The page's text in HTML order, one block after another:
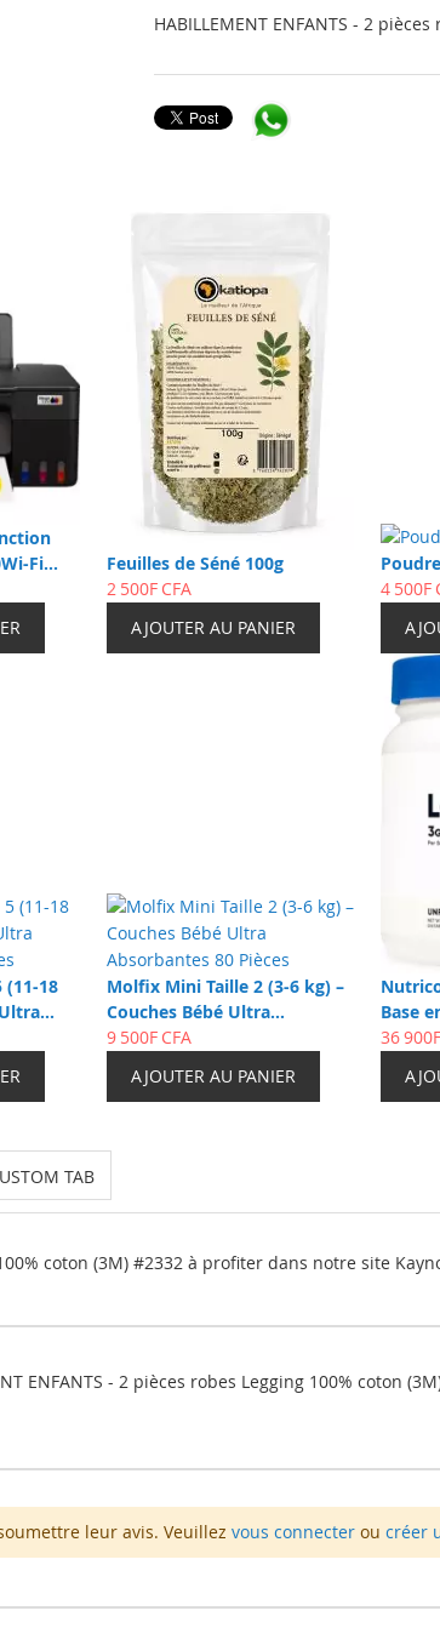
HABILLEMENT ENFANTS - 2
Fi
Feuilles de Séné 100g
2 500F CFA
AJOUTER AU PANIER
4 500F
(11-18
Molfix Mini Taille 2 (3-6 kg) –
Couches Bébé Ultra
Absorbantes 80 Pièces
9 500F CFA
AJOUTER AU PANIER
Base
36
TAB
coton (3M) #2332 à profiter dans notre site
ENFANTS - 2 pièces robes Legging 100% coton
leur avis. Veuillez vous connecter ou créer